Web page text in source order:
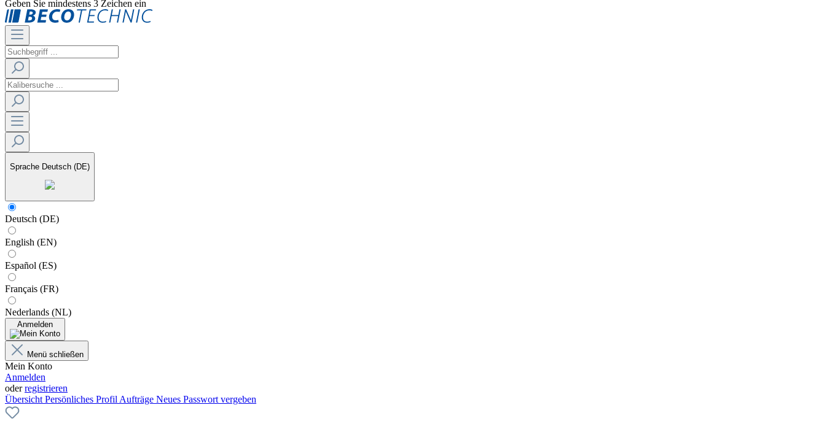
Geben Sie mindestens 3 Zeichen ein
Sprache Deutsch (DE)
Deutsch (DE)
English (EN)
Español (ES)
Français (FR)
Nederlands (NL)
Anmelden
Menü schließen
Mein Konto
Anmelden
oderregistrieren
Übersicht Persönliches Profil Aufträge Neues Passwort vergeben